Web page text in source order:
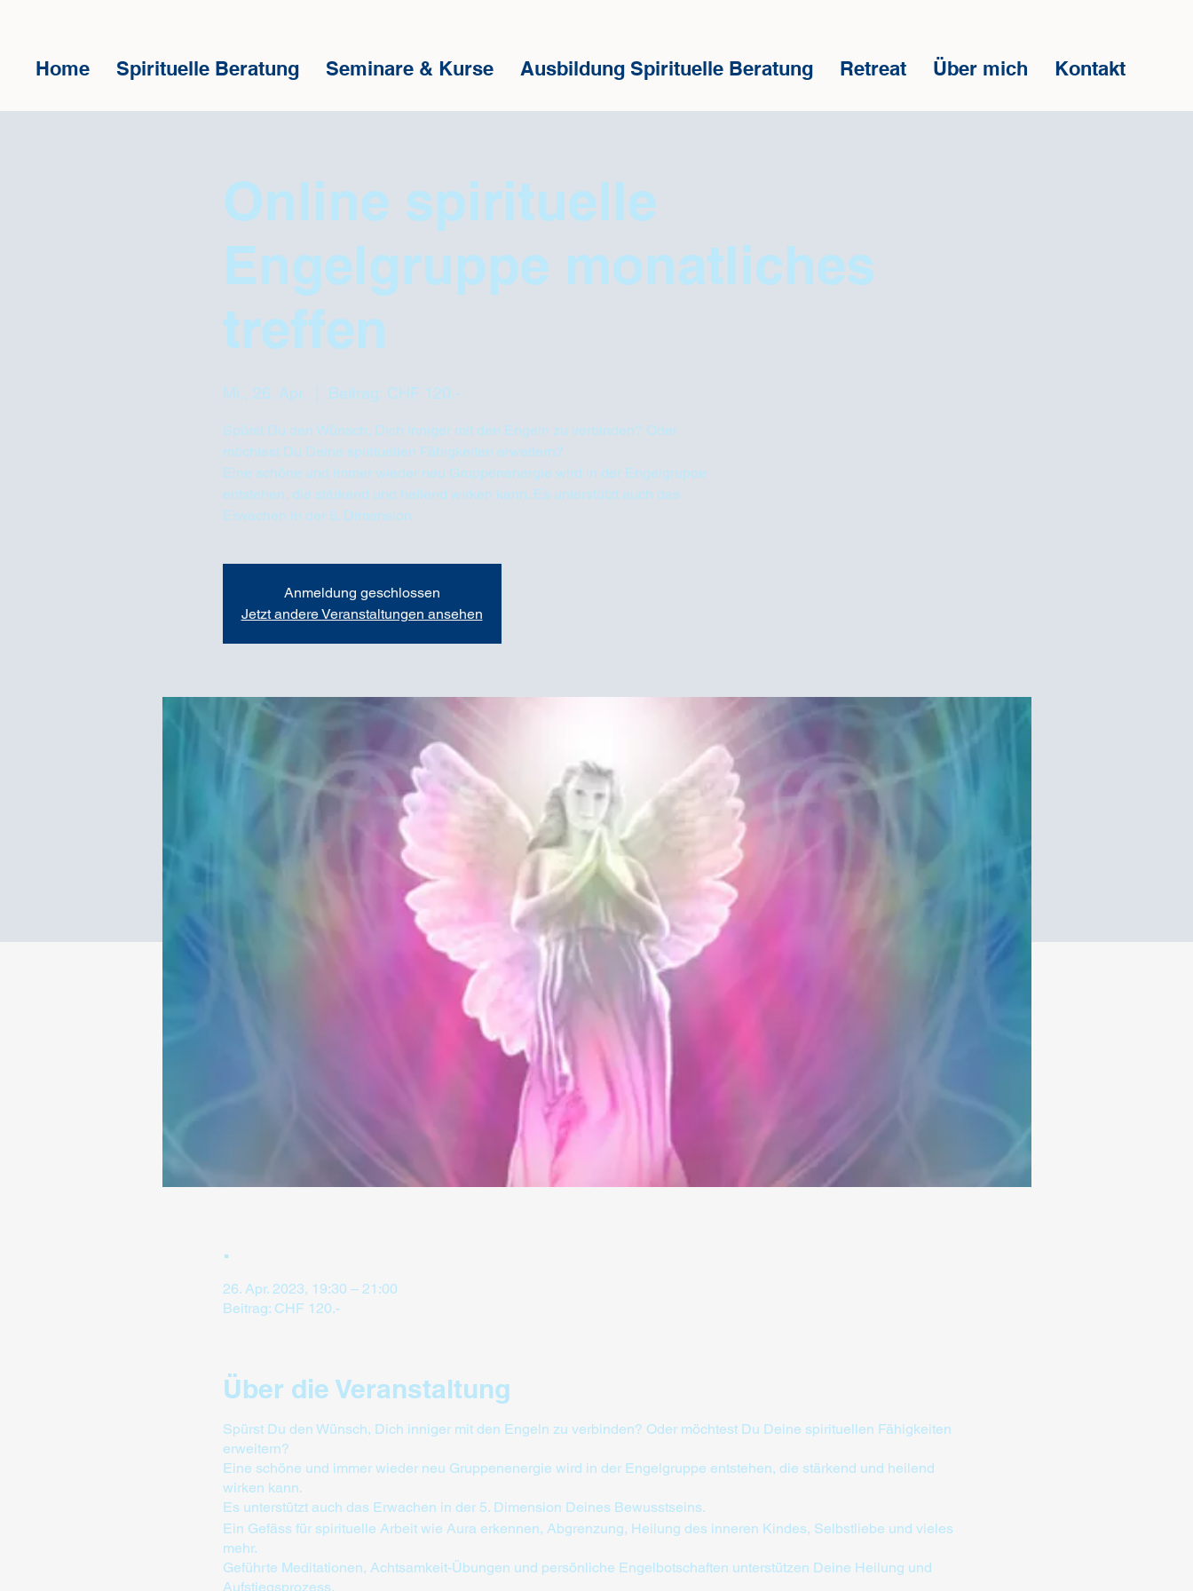
Home Spirituelle Beratung Seminare & Kurse Ausbildung Spirituelle Beratung Retreat Über mich Kontakt
Online spirituelle
Engelgruppe monatliches
treffen
Mi., 26. Apr. Beitrag: CHF 120.-
Spürst Du den Wünsch, Dich inniger mit den Engeln zu verbinden? Oder
möchtest Du Deine spirituellen Fähigkeiten erweitern?
Eine schöne und immer wieder neu Gruppenenergie wird in der Engelgruppe
entstehen, die stärkend und heilend wirken kann. Es unterstützt auch das
Erwachen in der 5. Dimension
Anmeldung geschlossen
Jetzt andere Veranstaltungen ansehen
.
26. Apr. 2023, 19:30 – 21:00
Beitrag: CHF 120.-
Über die Veranstaltung
Spürst Du den Wünsch, Dich inniger mit den Engeln zu verbinden? Oder möchtest Du Deine spirituellen Fähigkeiten
erweitern?
Eine schöne und immer wieder neu Gruppenenergie wird in der Engelgruppe entstehen, die stärkend und heilend
wirken kann.
Es unterstützt auch das Erwachen in der 5. Dimension Deines Bewusstseins.
Ein Gefäss für spirituelle Arbeit wie Aura erkennen, Abgrenzung, Heilung des inneren Kindes, Selbstliebe und vieles
mehr.
Geführte Meditationen, Achtsamkeit-Übungen und persönliche Engelbotschaften unterstützen Deine Heilung und
Aufstiegsprozess.